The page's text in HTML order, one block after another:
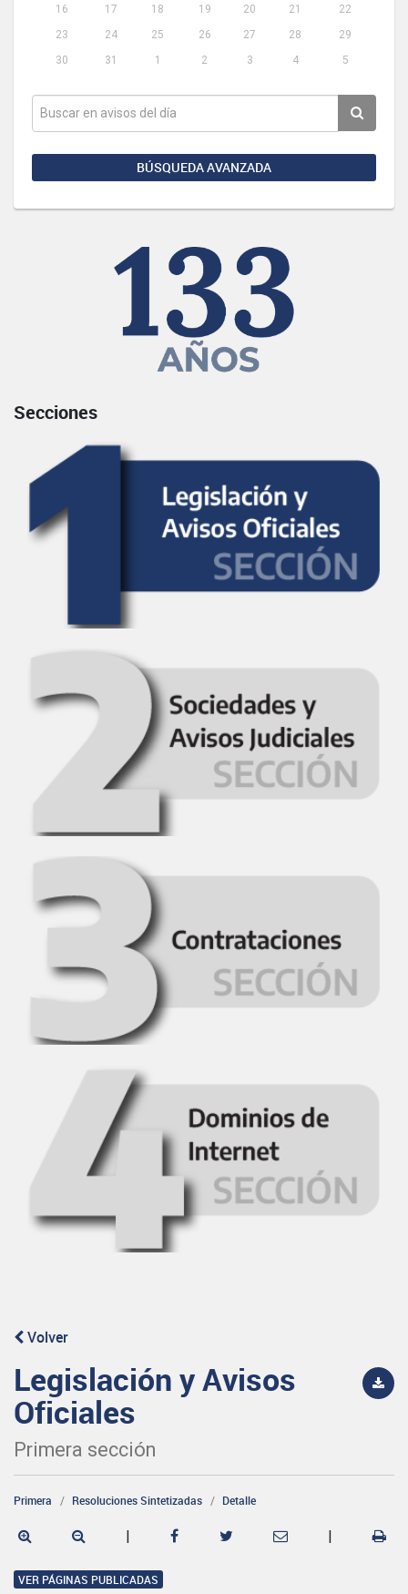
16
17 18 19 20 21
22
23
24 25 26 27 28
29
30
31 1 2 3 4 5
BÚSQUEDA AVANZADA
Secciones
Volver
Legislación y Avisos
Oficiales
Primera sección
Primera Resoluciones Sintetizadas Detalle
| |
VER PÁGINAS PUBLICADAS